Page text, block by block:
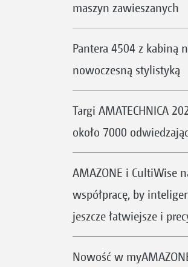
maszyn zawieszanych
Pantera 4504 z kabiną
nowoczesną stylistyką
Targi AMATECHNICA
około 7000
AMAZONE i CultiWise
współpracę, by
jeszcze łatwiejsze i
Nowość w